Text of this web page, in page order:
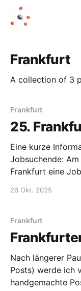
Frankfurt
A collection of 3
Frankfurt
25.
Eine kurze
Jobsuchende: Am 5. und 6. November findet in
Frankfurt eine
26 Okt. 2025
Frankfurt
Nach längerer
Posts) werde ich
handgemachte Posts